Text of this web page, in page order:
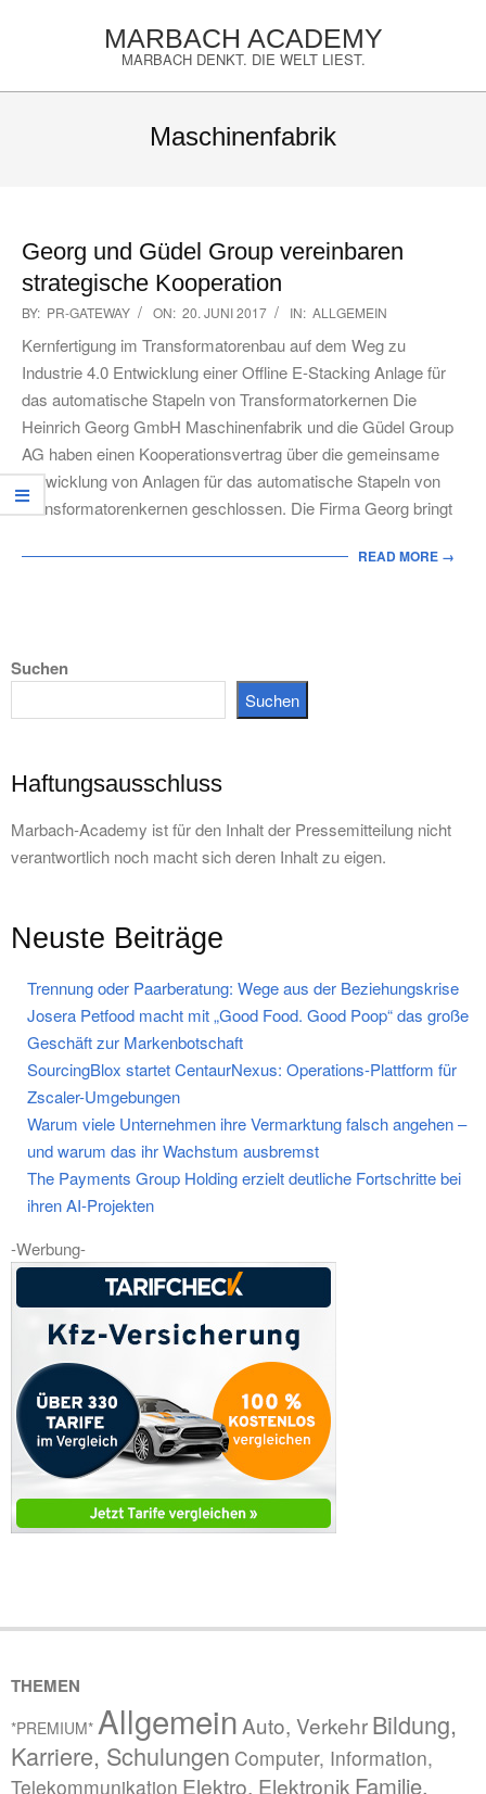
MARBACH ACADEMY
MARBACH DENKT. DIE WELT LIEST.
Maschinenfabrik
Georg und Güdel Group vereinbaren
strategische Kooperation
2017-
06-
20
BY: PR-GATEWAY ON: 20. JUNI 2017 IN: ALLGEMEIN
Kernfertigung im Transformatorenbau auf dem Weg zu
Industrie 4.0 Entwicklung einer Offline E-Stacking Anlage für
das automatische Stapeln von Transformatorkernen Die
Heinrich Georg GmbH Maschinenfabrik und die Güdel Group
AG haben einen Kooperationsvertrag über die gemeinsame
Entwicklung von Anlagen für das automatische Stapeln von
Transformatorenkernen geschlossen. Die Firma Georg bringt
READ MORE →
Suchen
Suchen
Haftungsausschluss
Marbach-Academy ist für den Inhalt der Pressemitteilung nicht
verantwortlich noch macht sich deren Inhalt zu eigen.
Neuste Beiträge
Trennung oder Paarberatung: Wege aus der Beziehungskrise
Josera Petfood macht mit „Good Food. Good Poop“ das große
Geschäft zur Markenbotschaft
SourcingBlox startet CentaurNexus: Operations-Plattform für
Zscaler-Umgebungen
Warum viele Unternehmen ihre Vermarktung falsch angehen –
und warum das ihr Wachstum ausbremst
The Payments Group Holding erzielt deutliche Fortschritte bei
ihren AI-Projekten
-Werbung-
THEMEN
*PREMIUM* Allgemein Auto, VerkehrBildung,
Karriere, Schulungen Computer, Information,
Telekommunikation Elektro, Elektronik Familie,